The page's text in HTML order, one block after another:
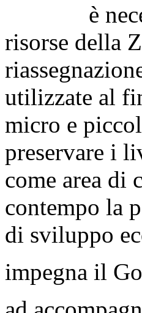
è
risorse della
utilizzate al
micro e
preservare i
come area di
contempo la
di sviluppo
impegna il